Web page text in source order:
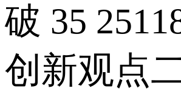
破 35
创新观点